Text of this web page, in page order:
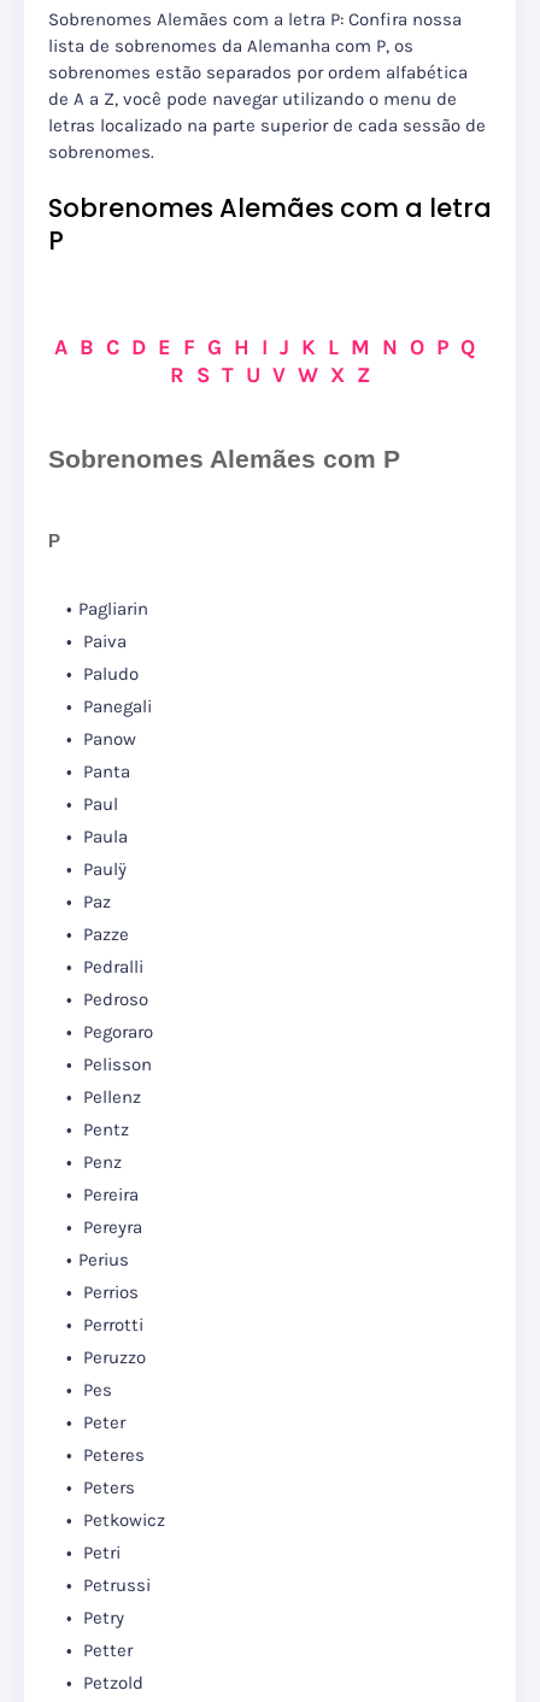
Sobrenomes Alemães com a letra P: Confira nossa
lista de sobrenomes da Alemanha com P, os
sobrenomes estão separados por ordem alfabética
de A a Z, você pode navegar utilizando o menu de
letras localizado na parte superior de cada sessão de
sobrenomes.
Sobrenomes Alemães com a letra
P
A B C D E F G H I J K L M N O P Q
R S T U V W X Z
Sobrenomes Alemães com P
P
Pagliarin
Paiva
Paludo
Panegali
Panow
Panta
Paul
Paula
Paulÿ
Paz
Pazze
Pedralli
Pedroso
Pegoraro
Pelisson
Pellenz
Pentz
Penz
Pereira
Pereyra
Perius
Perrios
Perrotti
Peruzzo
Pes
Peter
Peteres
Peters
Petkowicz
Petri
Petrussi
Petry
Petter
Petzold